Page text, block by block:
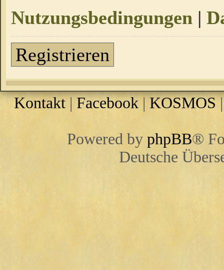
Nutzungsbedingungen |
Registrieren
Kontakt | Facebook |KOSMOS
Powered by phpBB®
Deutsche